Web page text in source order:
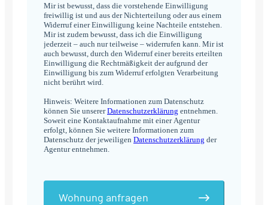
Mir ist bewusst, dass die vorstehende Einwilligung
freiwillig ist und aus der Nichterteilung oder aus einem
Widerruf einer Einwilligung keine Nachteile entstehen.
Mir ist zudem bewusst, dass ich die Einwilligung
jederzeit – auch nur teilweise – widerrufen kann. Mir ist
auch bewusst, durch den Widerruf einer bereits erteilten
Einwilligung die Rechtmäßigkeit der aufgrund der
Einwilligung bis zum Widerruf erfolgten Verarbeitung
nicht berührt wird.
Hinweis: Weitere Informationen zum Datenschutz
können Sie unsererDatenschutzerklärung entnehmen.
Soweit eine Kontaktaufnahme mit einer Agentur
erfolgt, können Sie weitere Informationen zum
Datenschutz der jeweiligen Datenschutzerklärung der
Agentur entnehmen.
Wohnung anfragen